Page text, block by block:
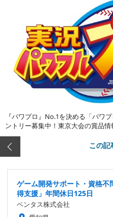
『パワプロ』No.1を決める「パワ
ントリー募集中！東京大会の賞品情
この記
ゲーム開発サポート・資格
得支援」年間休日125日
ベンタス株式会社